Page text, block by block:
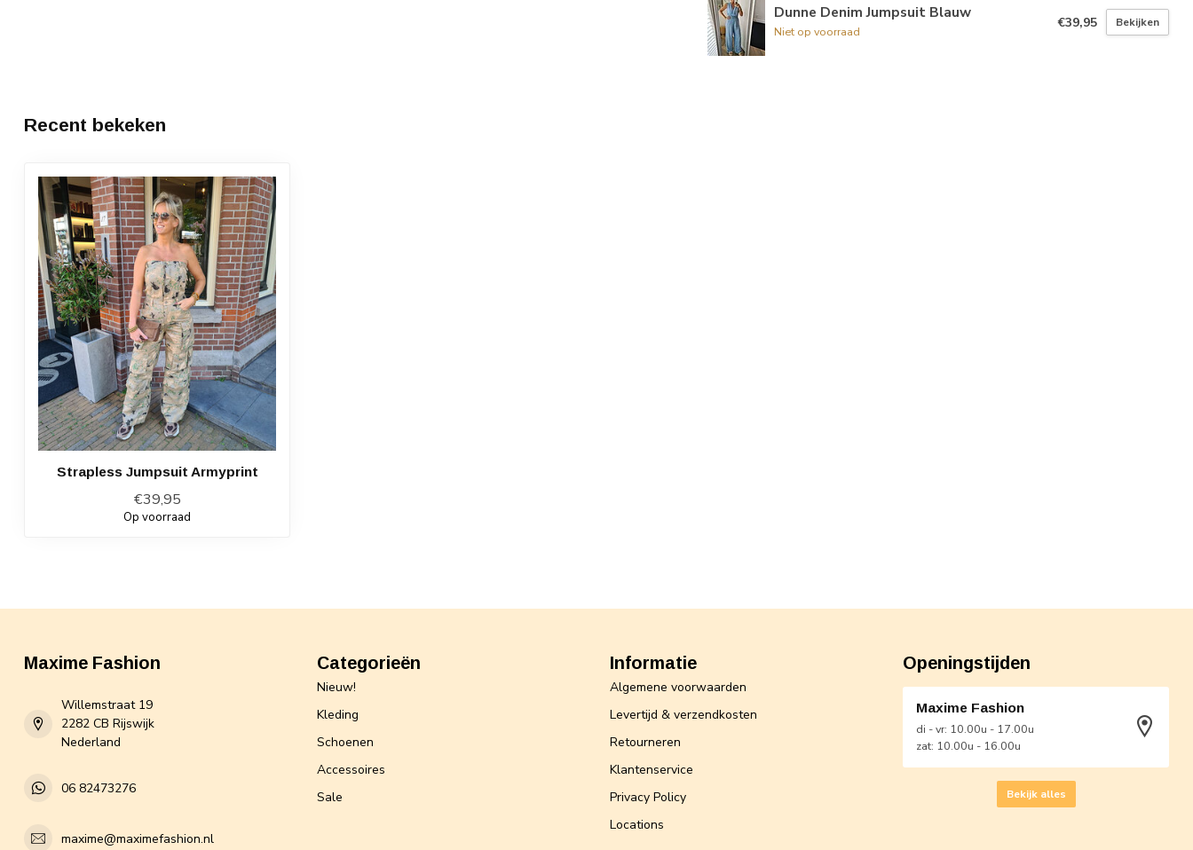
Dunne Denim Jumpsuit Blauw
Niet op voorraad
€39,95 Bekijken
Recent bekeken
Strapless Jumpsuit Armyprint
€39,95
Op voorraad
Maxime Fashion
Willemstraat 19
2282 CB Rijswijk
Nederland
06 82473276
maxime@maximefashion.nl
Categorieën
Nieuw!
Kleding
Schoenen
Accessoires
Sale
Informatie
Algemene voorwaarden
Levertijd & verzendkosten
Retourneren
Klantenservice
Privacy Policy
Locations
Openingstijden
Maxime Fashion
di - vr: 10.00u - 17.00u
zat: 10.00u - 16.00u
Bekijk alles